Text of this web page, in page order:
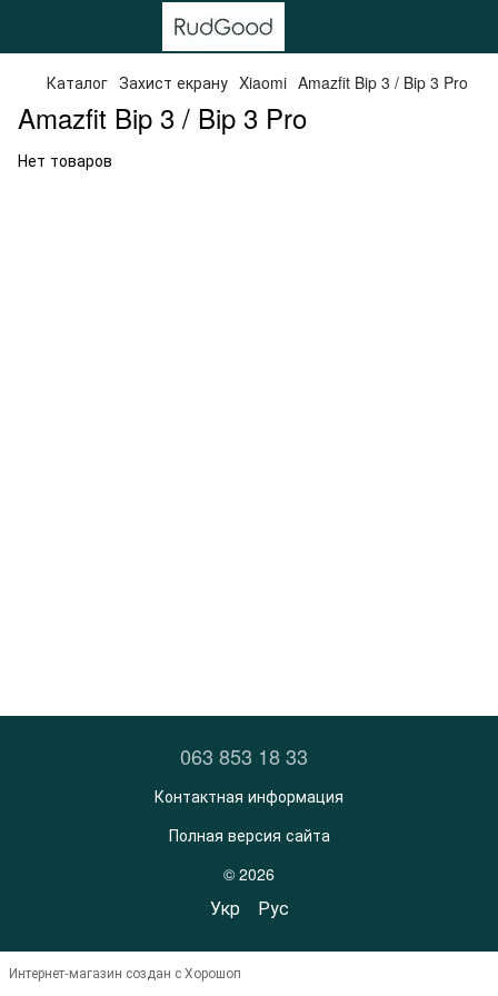
Каталог Захист екрану Xiaomi Amazfit Bip 3 / Bip 3 Pro
Amazfit Bip 3 / Bip 3 Pro
Нет товаров
063 853 18 33
Контактная информация
Полная версия сайта
© 2026
Укр Рус
Интернет-магазин создан с Хорошоп